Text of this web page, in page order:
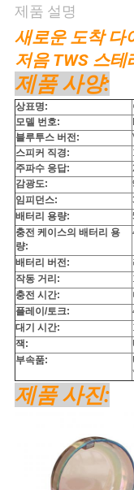
요
구
하
세
요
사
이
트
맵
PRIVACY
POLICY
제품 설명
새로운 도착 다
저음 TWS 스
제품 사양:
상표명:
모델 번호:
블루투스 버전:
스피커 직경:
주파수 응답:
감광도:
임피던스:
배터리 용량:
충전 케이스의 배터리 용
량:
배터리 버전:
작동 거리:
충전 시간:
플레이/토크:
대기 시간:
잭:
부속품:
제품 사진: